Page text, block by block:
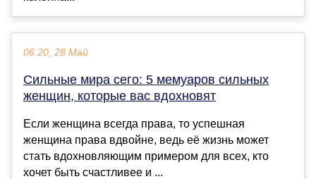
06:20, 28 Май
Сильные мира сего: 5 мемуаров сильных
женщин, которые вас вдохновят
Если женщина всегда права, то успешная
женщина права вдвойне, ведь её жизнь может
стать вдохновляющим примером для всех, кто
хочет быть счастливее и ...